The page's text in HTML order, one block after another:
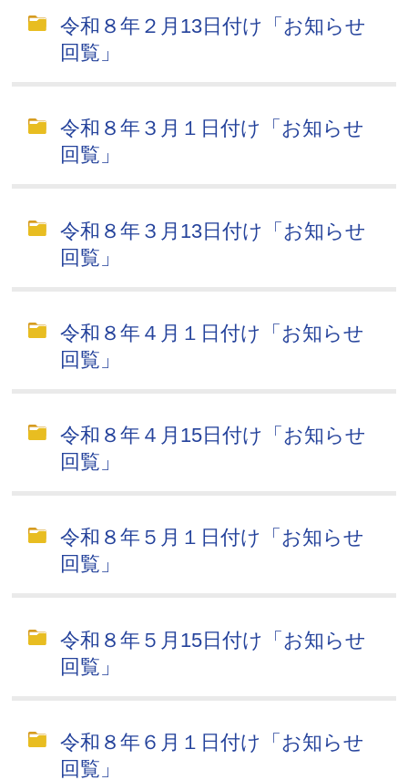
令和８年２月13日付け「お知らせ
回覧」
令和８年３月１日付け「お知らせ
回覧」
令和８年３月13日付け「お知らせ
回覧」
令和８年４月１日付け「お知らせ
回覧」
令和８年４月15日付け「お知らせ
回覧」
令和８年５月１日付け「お知らせ
回覧」
令和８年５月15日付け「お知らせ
回覧」
令和８年６月１日付け「お知らせ
回覧」